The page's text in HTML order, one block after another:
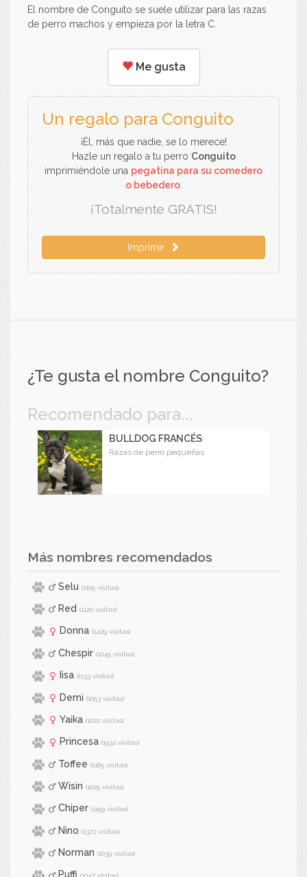
El nombre de Conguito se suele utilizar para las razas
de perro machos y empieza por la letra C.
Me gusta
Un regalo para Conguito
¡Él, más que nadie, se lo merece!
Hazle un regalo a tu perro Conguito
imprimiéndole una pegatina para su comedero
o bebedero.
¡Totalmente GRATIS!
Imprimir
¿Te gusta el nombre Conguito?
Recomendado para...
BULLDOG FRANCÉS
Razas de perro pequeñas
Más nombres recomendados
Selu (1105 visitas)
Red (1120 visitas)
Donna (1429 visitas)
Chespir (1045 visitas)
Iisa (1133 visitas)
Demi (1053 visitas)
Yaika (1022 visitas)
Princesa (1532 visitas)
Toffee (1185 visitas)
Wisin (1025 visitas)
Chiper (1159 visitas)
Nino (1372 visitas)
Norman (1039 visitas)
Puffi